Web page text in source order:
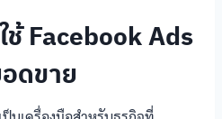
ช้ Facebook Ads
ดขาย